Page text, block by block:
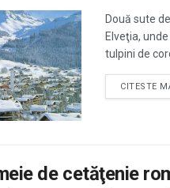
Două sute
Elveţia,
tulpini de
CITESTE
de cetăţenie